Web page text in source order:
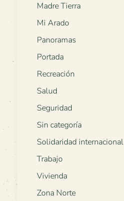
Madre Tierra
Mi Arado
Panoramas
Portada
Recreación
Salud
Seguridad
Sin categoría
Solidaridad internacional
Trabajo
Vivienda
Zona Norte